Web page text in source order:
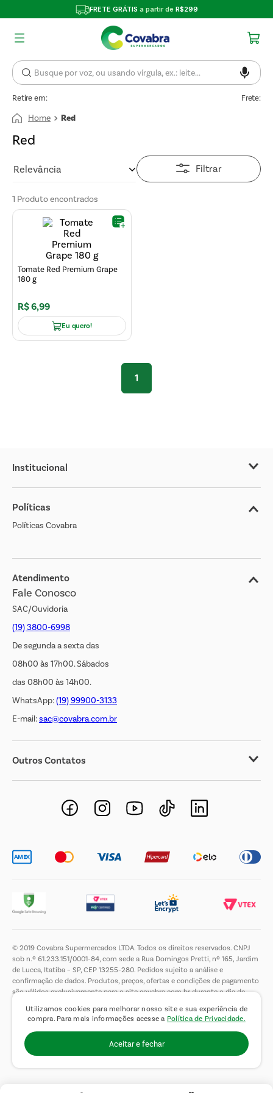
Utilizamos cookies para melhorar nosso site e sua experiência de
compra. Para mais informações acesse a Política de Privacidade.
Aceitar e fechar
FRETE GRÁTIS a partir de R$299
Retire em: Frete:
Red
Red
Relevância Filtrar
1 Produto
Tomate Red Premium Grape
180 g
R$6,99
Eu quero!
1
Institucional
Sobre o Covabra
Nossas Lojas
Cliente Bem Estar
Jornal de Ofertas
Transparência Salarial
Políticas
Políticas Covabra
Atendimento
Fale Conosco
SAC/Ouvidoria
(19) 3800-6998
De segunda a sexta das
08h00 às 17h00. Sábados
das 08h00 às 14h00.
WhatsApp:(19) 99900-3133
E-mail:sac@covabra.com.br
Outros Contatos
Negócios Imobiliários
Novos Fornecedores
© 2019 Covabra Supermercados LTDA. Todos os direitos reservados. CNPJ
sob n.º 61.233.151/0001-84, com sede a Rua Domingos Pretti, nº 165, Jardim
de Lucca, Itatiba – SP, CEP 13255-280. Pedidos sujeito a análise e
confirmação de dados. Produtos, preços, ofertas e condições de pagamento
são válidos exclusivamente para o site covabra.com.br durante o dia de
de limitar a quantidade máxima de produtos por compra por cliente. Não
vendemos no atacado. Fotos meramente ilustrativas.É proibida a venda e a
entrega de bebidas alcoólicas a menores de 18 (dezoito) anos, conforme Lei
n.° 8069/90, art. 81, inciso II (Estatuto da Criança e do Adolescente).